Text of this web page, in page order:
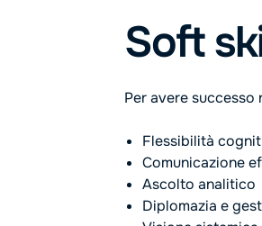
Soft
Per avere
Flessibilità
Comunicazione
Ascolto analitico
Diplomazia e